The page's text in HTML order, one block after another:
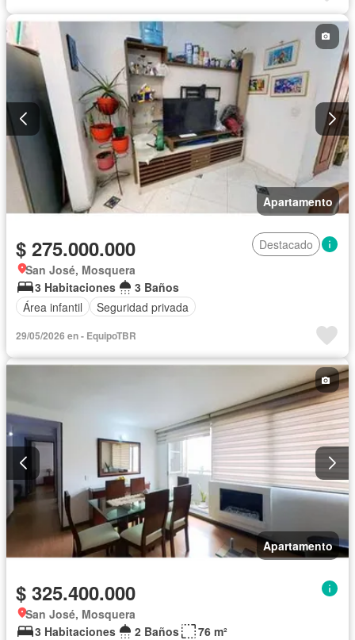
Apartamento
$ 275.000.000
Destacado
San José, Mosquera
3 Habitaciones
3 Baños
Área infantil
Seguridad privada
29/05/2026 en - EquipoTBR
Apartamento
$ 325.400.000
San José, Mosquera
3 Habitaciones
2 Baños
76 m²